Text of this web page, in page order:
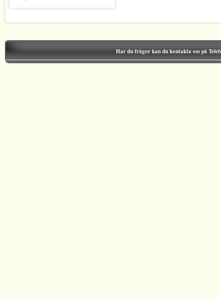
Har du frågor kan du kontakta oss på